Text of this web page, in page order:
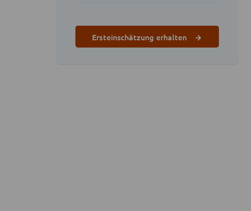
Ersteinschätzung erhalten